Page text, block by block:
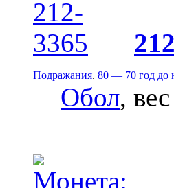
Подражания. 80 — 70 год до
Обол,